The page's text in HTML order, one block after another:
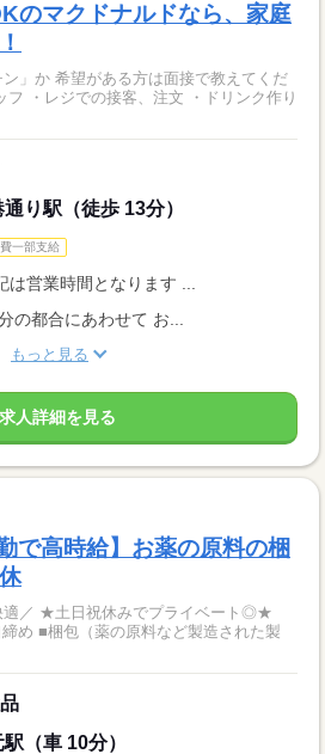
のマクドナルドなら、家庭
ン」か 希望がある方は面接で教えてくだ
り駅（徒歩 13分）
一部支給
営業時間となります ...
の都合にあわせて お...
もっと見る
求人詳細を見る
で高時給】お薬の原料の梱
ート◎★
締め ■梱包（薬の原料など製造された製
（車 10分）